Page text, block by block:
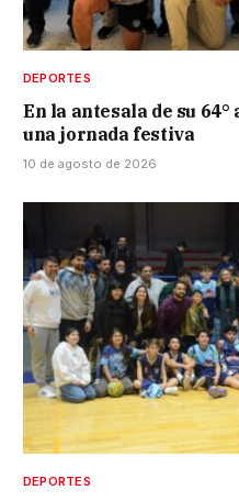
DEPORTES
En la antesala de su
una jornada festiva
10 de agosto de 2026
DEPORTES